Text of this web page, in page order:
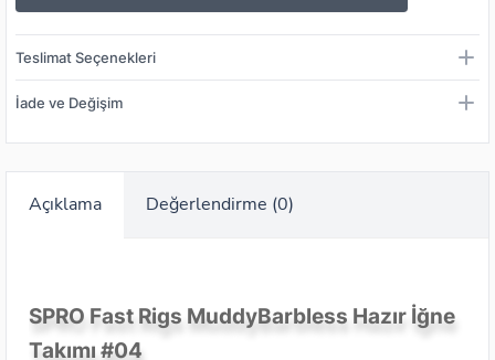
Teslimat Seçenekleri
İade ve Değişim
Açıklama Değerlendirme (0)
SPRO Fast Rigs MuddyBarbless Hazır İğne
Takımı #04